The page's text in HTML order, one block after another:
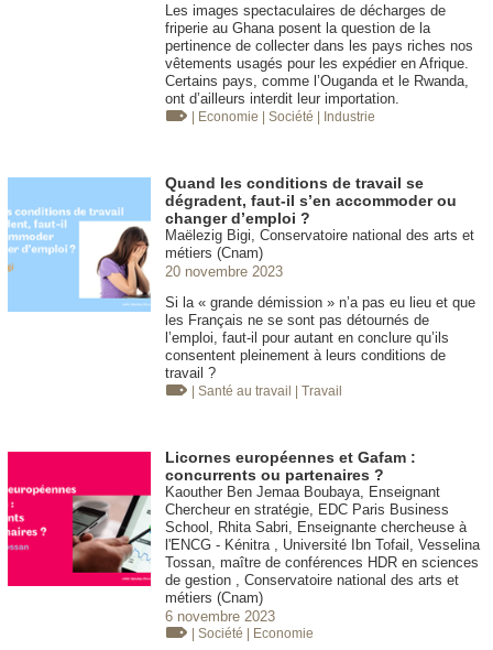
Les images spectaculaires de décharges de
friperie au Ghana posent la question de la
pertinence de collecter dans les pays riches nos
vêtements usagés pour les expédier en Afrique.
Certains pays, comme l’Ouganda et le Rwanda,
ont d’ailleurs interdit leur importation.
| Economie | Société | Industrie
Quand les conditions de travail se
dégradent, faut-il s’en accommoder ou
changer d’emploi ?
Maëlezig Bigi, Conservatoire national des arts et
métiers (Cnam)
20 novembre 2023
Si la « grande démission » n’a pas eu lieu et que
les Français ne se sont pas détournés de
l’emploi, faut-il pour autant en conclure qu’ils
consentent pleinement à leurs conditions de
travail ?
| Santé au travail | Travail
Licornes européennes et Gafam :
concurrents ou partenaires ?
Kaouther Ben Jemaa Boubaya, Enseignant
Chercheur en stratégie, EDC Paris Business
School, Rhita Sabri, Enseignante chercheuse à
l'ENCG - Kénitra , Université Ibn Tofail, Vesselina
Tossan, maître de conférences HDR en sciences
de gestion , Conservatoire national des arts et
métiers (Cnam)
6 novembre 2023
| Société | Economie